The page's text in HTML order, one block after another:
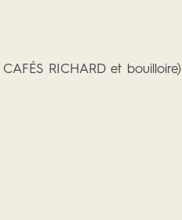
RICHARD et bouilloire)